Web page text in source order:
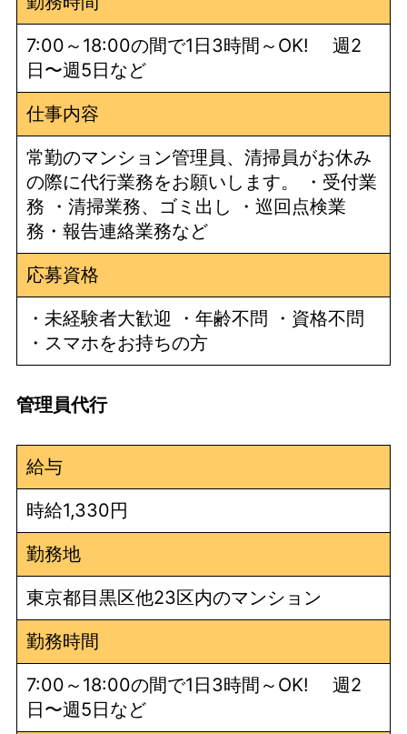
7:00～18:00の間で1日3時間～OK! 週2
日〜週5日など
仕事内容
常勤のマンション管理員、清掃員がお休み
の際に代行業務をお願いします。 ・受付業
務 ・清掃業務、ゴミ出し ・巡回点検業
務・報告連絡業務など
応募資格
・未経験者大歓迎 ・年齢不問 ・資格不問
・スマホをお持ちの方
管理員代行
給与
時給1,330円
勤務地
東京都目黒区他23区内のマンション
勤務時間
7:00～18:00の間で1日3時間～OK! 週2
日〜週5日など